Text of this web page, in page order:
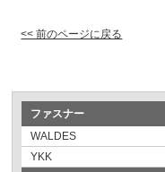
<< 前のページに戻る
ファスナー
WALDES
YKK